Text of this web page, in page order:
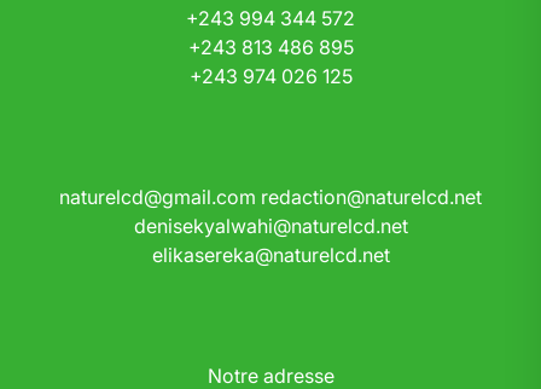
+243 994 344 572
+243 813 486 895
+243 974 026 125
naturelcd@gmail.com redaction@naturelcd.net
denisekyalwahi@naturelcd.net
elikasereka@naturelcd.net
Notre adresse